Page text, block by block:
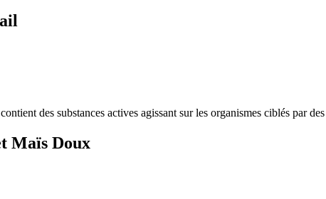
des substances actives agissant sur les organismes ciblés par
Maïs Doux